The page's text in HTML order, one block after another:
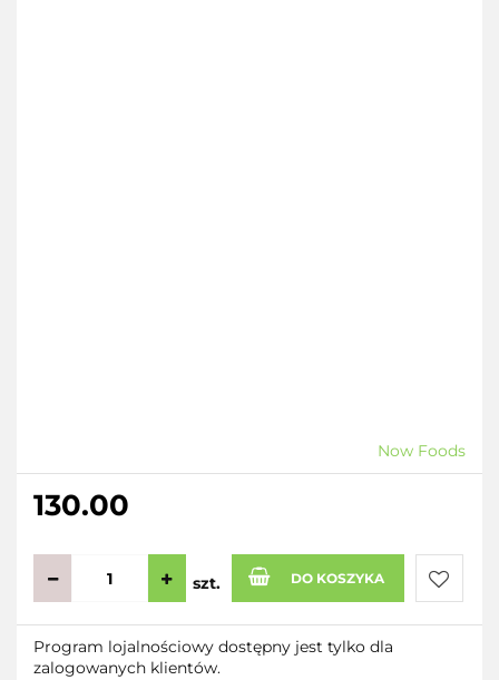
Now Foods
130.00
szt. DO KOSZYKA
Do
Program lojalnościowy dostępny jest tylko dla
zalogowanych klientów.